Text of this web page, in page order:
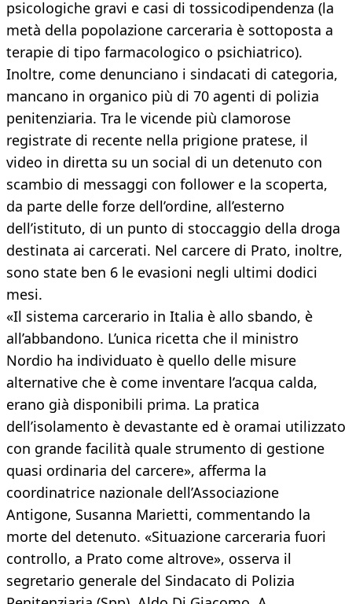
psicologiche gravi e casi di tossicodipendenza (la
metà della popolazione carceraria è sottoposta a
terapie di tipo farmacologico o psichiatrico).
Inoltre, come denunciano i sindacati di categoria,
mancano in organico più di 70 agenti di polizia
penitenziaria. Tra le vicende più clamorose
registrate di recente nella prigione pratese, il
video in diretta su un social di un detenuto con
scambio di messaggi con follower e la scoperta,
da parte delle forze dell’ordine, all’esterno
dell’istituto, di un punto di stoccaggio della droga
destinata ai carcerati. Nel carcere di Prato, inoltre,
sono state ben 6 le evasioni negli ultimi dodici
mesi.
«Il sistema carcerario in Italia è allo sbando, è
all’abbandono. L’unica ricetta che il ministro
Nordio ha individuato è quello delle misure
alternative che è come inventare l’acqua calda,
erano già disponibili prima. La pratica
dell’isolamento è devastante ed è oramai utilizzato
con grande facilità quale strumento di gestione
quasi ordinaria del carcere», afferma la
coordinatrice nazionale dell’Associazione
Antigone, Susanna Marietti, commentando la
morte del detenuto. «Situazione carceraria fuori
controllo, a Prato come altrove», osserva il
segretario generale del Sindacato di Polizia